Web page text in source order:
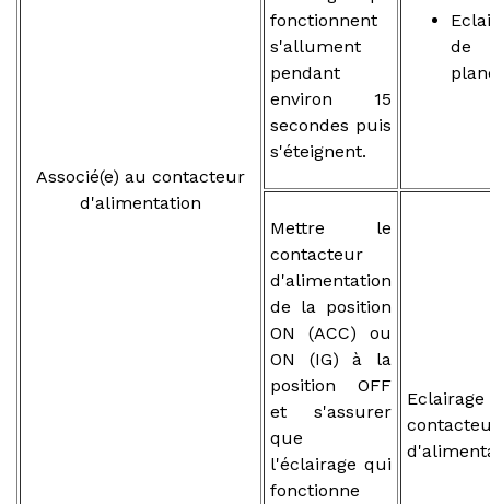
Associé(e) au contacteur
d'alimentation
fonctionnent
s'allument
pendant
environ 15
secondes puis
s'éteignent.
de
Mettre le
contacteur
d'alimentation
de la position
ON (ACC) ou
ON (IG) à la
position OFF
et s'assurer
que
l'éclairage qui
fonctionne